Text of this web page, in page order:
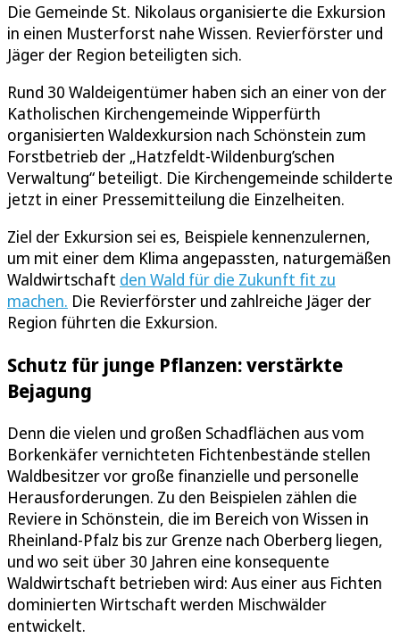
Die Gemeinde St. Nikolaus organisierte die Exkursion
in einen Musterforst nahe Wissen. Revierförster und
Jäger der Region beteiligten sich.
Rund 30 Waldeigentümer haben sich an einer von der
Katholischen Kirchengemeinde Wipperfürth
organisierten Waldexkursion nach Schönstein zum
Forstbetrieb der „Hatzfeldt-Wildenburg’schen
Verwaltung“ beteiligt. Die Kirchengemeinde schilderte
jetzt in einer Pressemitteilung die Einzelheiten.
Ziel der Exkursion sei es, Beispiele kennenzulernen,
um mit einer dem Klima angepassten, naturgemäßen
Waldwirtschaft den Wald für die Zukunft fit zu
machen. Die Revierförster und zahlreiche Jäger der
Region führten die Exkursion.
Schutz für junge Pflanzen: verstärkte
Bejagung
Denn die vielen und großen Schadflächen aus vom
Borkenkäfer vernichteten Fichtenbestände stellen
Waldbesitzer vor große finanzielle und personelle
Herausforderungen. Zu den Beispielen zählen die
Reviere in Schönstein, die im Bereich von Wissen in
Rheinland-Pfalz bis zur Grenze nach Oberberg liegen,
und wo seit über 30 Jahren eine konsequente
Waldwirtschaft betrieben wird: Aus einer aus Fichten
dominierten Wirtschaft werden Mischwälder
entwickelt.